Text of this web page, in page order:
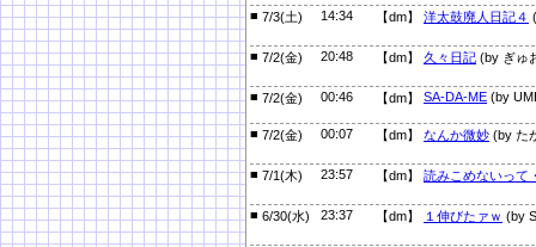
■ 7/3(土) 14:34 【dm】 洋太鼓廃人日記４
■ 7/2(金) 20:48 【dm】 久々日記 (by ぎゅ
■ 7/2(金) 00:46 【dm】 SA-DA-ME (by
■ 7/2(金) 00:07 【dm】 なんか微妙 (by た
■ 7/1(木) 23:57 【dm】 読みこめないって
■ 6/30(水) 23:37 【dm】 １伸びたァｗ (by